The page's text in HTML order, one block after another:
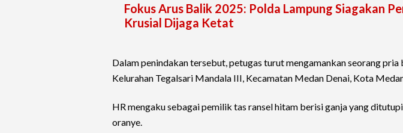
Fokus Arus Balik 2025: Polda Lampung Siagakan
Krusial Dijaga Ketat
Dalam penindakan tersebut, petugas turut mengamankan seorang
Kelurahan Tegalsari Mandala III, Kecamatan Medan Denai, Kota
HR mengaku sebagai pemilik tas ransel hitam berisi ganja yang
oranye.